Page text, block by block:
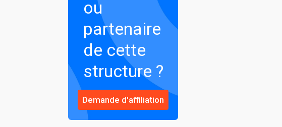
ou
partenaire
de cette
structure ?